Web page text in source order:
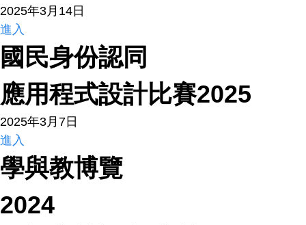
2025年3月14日
進入
國民身份認同
應用程式設計比賽2025
2025年3月7日
進入
學與教博覽
2024